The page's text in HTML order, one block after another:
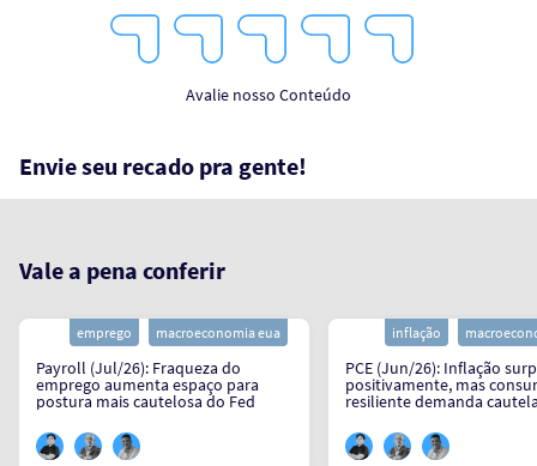
Stars Stars
Avalie nosso Conteúdo
Envie seu recado pra gente!
Vale a pena conferir
emprego macroeconomia eua
Payroll (Jul/26): Fraqueza do
emprego aumenta espaço para
postura mais cautelosa do Fed
inflação
PCE (Jun/26): Inflação
positivamente, mas
resiliente demanda